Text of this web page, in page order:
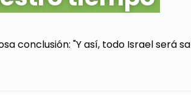
conclusión: "Y así, todo Israel será